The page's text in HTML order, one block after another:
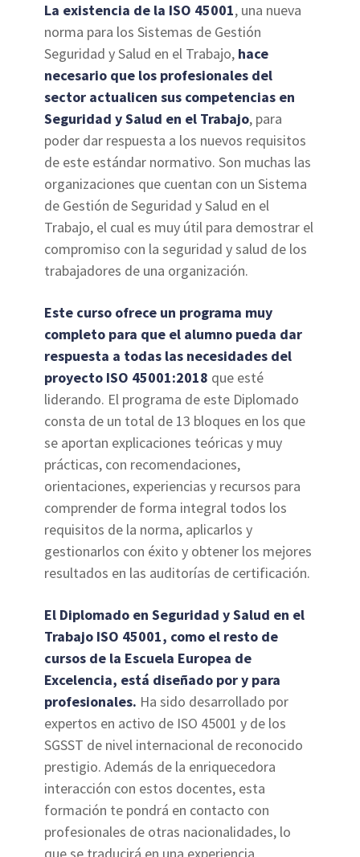
La existencia de la ISO 45001, una nueva
norma para los Sistemas de Gestión
Seguridad y Salud en el Trabajo, hace
necesario que los profesionales del
sector actualicen sus competencias en
Seguridad y Salud en el Trabajo, para
poder dar respuesta a los nuevos requisitos
de este estándar normativo. Son muchas las
organizaciones que cuentan con un Sistema
de Gestión de Seguridad y Salud en el
Trabajo, el cual es muy útil para demostrar el
compromiso con la seguridad y salud de los
trabajadores de una organización.
Este curso ofrece un programa muy
completo para que el alumno pueda dar
respuesta a todas las necesidades del
proyecto ISO 45001:2018 que esté
liderando. El programa de este Diplomado
consta de un total de 13 bloques en los que
se aportan explicaciones teóricas y muy
prácticas, con recomendaciones,
orientaciones, experiencias y recursos para
comprender de forma integral todos los
requisitos de la norma, aplicarlos y
gestionarlos con éxito y obtener los mejores
resultados en las auditorías de certificación.
El Diplomado en Seguridad y Salud en el
Trabajo ISO 45001, como el resto de
cursos de la Escuela Europea de
Excelencia, está diseñado por y para
profesionales. Ha sido desarrollado por
expertos en activo de ISO 45001 y de los
SGSST de nivel internacional de reconocido
prestigio. Además de la enriquecedora
interacción con estos docentes, esta
formación te pondrá en contacto con
profesionales de otras nacionalidades, lo